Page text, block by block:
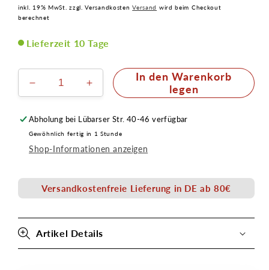
inkl. 19% MwSt. zzgl. VersandkostenVersand wird beim Checkout
berechnet
Lieferzeit 10 Tage
Verringere
die
Menge
für
Stoppelpaste
25g
Erhöhe
die
Menge
für
Stoppelpaste
25g
In den Warenkorb
legen
Abholung bei Lübarser Str. 40-46 verfügbar
Gewöhnlich fertig in 1 Stunde
Shop-Informationen anzeigen
Versandkostenfreie Lieferung in DE ab 80€
Artikel Details